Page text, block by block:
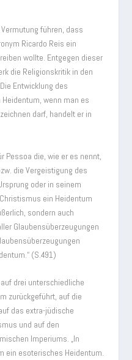
führen, dass
Ricardo Reis ein
wollte. Entgegen dieser
die Religionskritik in den
Entwicklung des
wenn man es
darf, handelt er in
Pessoa die, wie er es nennt,
die Vergeistigung des
oder in seinem
ein Heidentum
sondern auch
Glaubensüberzeugungen
(S.491)
drei unterschiedliche
zurückgeführt, auf die
das extra-jüdische
und auf den
Imperiums. „In
ein esoterisches Heidentum.